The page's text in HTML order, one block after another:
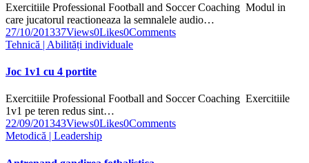
Exercitiile Professional Football and Soccer Coaching Modul in
care jucatorul reactioneaza la semnalele audio…
27/10/201337Views0Likes0Comments
Tehnică | Abilități individuale
Joc 1v1 cu 4 portite
Exercitiile Professional Football and Soccer Coaching Exercitiile
1v1 pe teren redus sint…
22/09/201343Views0Likes0Comments
Metodică | Leadership